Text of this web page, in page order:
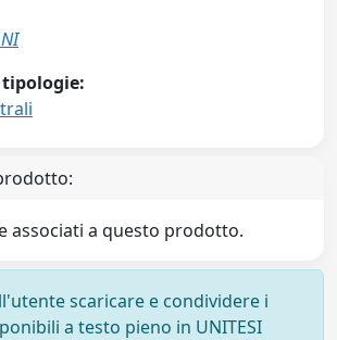
associati a questo prodotto.
scaricare e condividere i
a testo pieno in UNITESI